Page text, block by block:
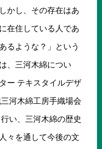
かし、その存在はあ
在住している人であ
るような？」という
、三河木綿につい
ー テキスタイルデザ
河木綿工房手織場会
い、三河木綿の歴史
々を通して今後の文